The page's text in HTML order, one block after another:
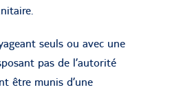
seuls ou avec une
pas de l’autorité
être munis d’une